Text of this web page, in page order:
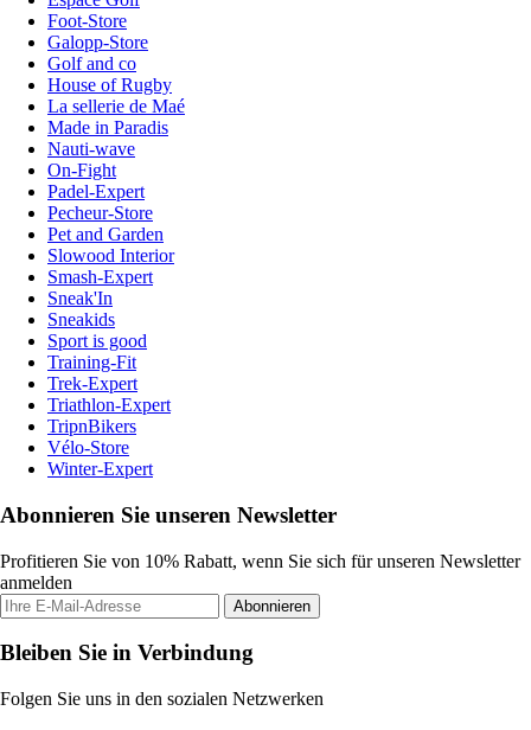
Foot-Store
Galopp-Store
Golf and co
House of Rugby
La sellerie de Maé
Made in Paradis
Nauti-wave
On-Fight
Padel-Expert
Pecheur-Store
Pet and Garden
Slowood Interior
Smash-Expert
Sneak'In
Sneakids
Sport is good
Training-Fit
Trek-Expert
Triathlon-Expert
TripnBikers
Vélo-Store
Winter-Expert
Abonnieren Sie unseren Newsletter
Profitieren Sie von 10% Rabatt, wenn Sie sich für unseren Newsletter
anmelden
Abonnieren
Bleiben Sie in Verbindung
Folgen Sie uns in den sozialen Netzwerken